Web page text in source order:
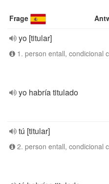
Frage
yo [titular]
1. person entall, condicional
yo habría titulado
tú [titular]
2. person entall, condicional